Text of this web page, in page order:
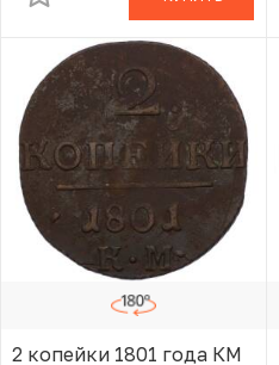
2 копейки 1801 года КМ